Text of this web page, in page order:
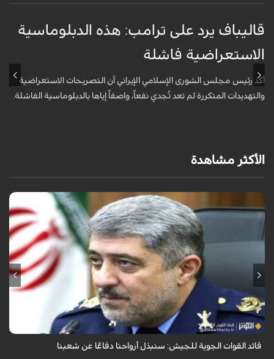
قاليباف يرد على ترامب: هذه الدبلوماسية
الاستعراضية فاشلة
أكد رئيس مجلس الشورى الإسلامي الإيراني أن التصريحات الاستعراضية
والتهديدات المتكررة لم تعد تُجدي نفعاً، واصفاً إياها بالدبلوماسية الفاشلة.
الأكثر مشاهدة
قال قائد القوات الجوية للجيش الايراني العميد الطيار بهمن بهمرد "ان القوات
الجوية للجيش ستبذل الأرواح دفاعًا عن الشعب الإيراني".
قائد القوات الجوية للجيش: سنبذل أرواحنا دفاعًا عن شعبنا